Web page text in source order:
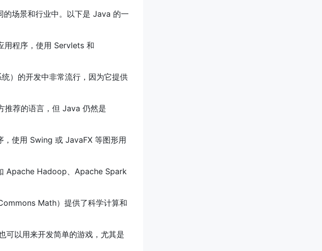
场景和行业中。以下是 Java 的一
用程序，使用 Servlets 和
）的开发中非常流行，因为它提供
荐的语言，但 Java 仍然是
，使用 Swing 或 JavaFX 等图形用
Apache Hadoop、Apache Spark
Math）提供了科学计算和
可以用来开发简单的游戏，尤其是